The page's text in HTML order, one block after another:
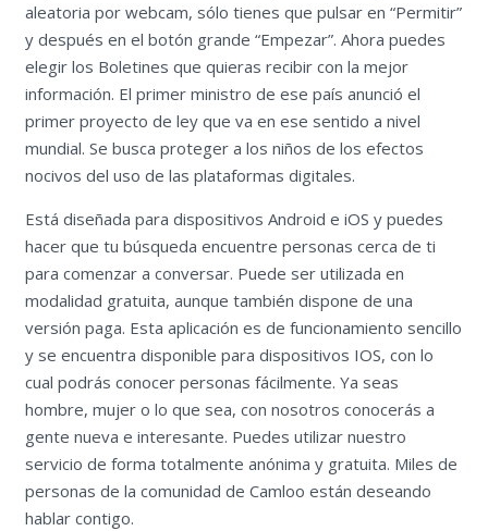
aleatoria por webcam, sólo tienes que pulsar en “Permitir”
y después en el botón grande “Empezar”. Ahora puedes
elegir los Boletines que quieras recibir con la mejor
información. El primer ministro de ese país anunció el
primer proyecto de ley que va en ese sentido a nivel
mundial. Se busca proteger a los niños de los efectos
nocivos del uso de las plataformas digitales.
Está diseñada para dispositivos Android e iOS y puedes
hacer que tu búsqueda encuentre personas cerca de ti
para comenzar a conversar. Puede ser utilizada en
modalidad gratuita, aunque también dispone de una
versión paga. Esta aplicación es de funcionamiento sencillo
y se encuentra disponible para dispositivos IOS, con lo
cual podrás conocer personas fácilmente. Ya seas
hombre, mujer o lo que sea, con nosotros conocerás a
gente nueva e interesante. Puedes utilizar nuestro
servicio de forma totalmente anónima y gratuita. Miles de
personas de la comunidad de Camloo están deseando
hablar contigo.